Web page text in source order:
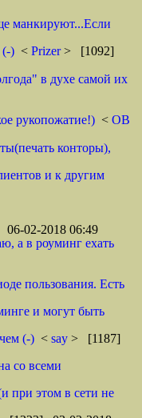
манкируют...Если
(-) < Prizer> [1092]
в духе самой их
рукопожатие!) < ОВ
конторы),
и к другим
02-2018 06:49
а в роуминг ехать
пользования. Есть
и могут быть
(-) < say > [1187]
со всеми
при этом в сети не